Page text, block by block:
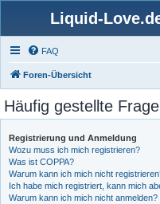
Liquid-
FAQ
Foren-Übersicht
Häufig gestellte
Registrierung und Anmeldung
Wozu muss ich mich registrieren?
Was ist COPPA?
Warum kann ich mich nicht
Ich habe mich registriert, kann mich
Warum kann ich mich nicht anmelden?